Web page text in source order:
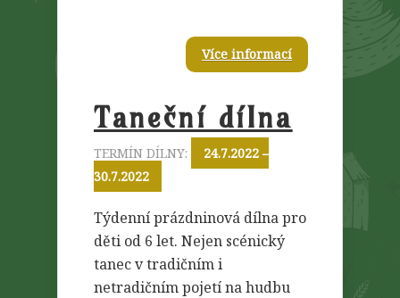
Více informací
Taneční dílna
TERMÍN DÍLNY:
24.7.2022 –
30.7.2022
Týdenní prázdninová dílna pro
děti od 6 let. Nejen scénický
tanec v tradičním i
netradičním pojetí na hudbu